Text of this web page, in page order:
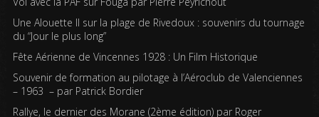
Une Alouette II sur la plage de Rivedoux : souvenirs du tournage
du “Jour le plus long”
Fête Aérienne de Vincennes 1928 : Un Film Historique
Souvenir de formation au pilotage à l’Aéroclub de Valenciennes
– 1963 – par Patrick Bordier
Rallye, le dernier des Morane (2ème édition) par Roger